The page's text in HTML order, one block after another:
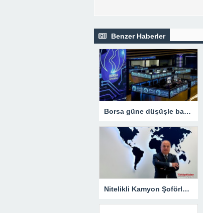
Benzer Haberler
Borsa güne düşüşle başladı; devre kesici uygulandı!
Nitelikli Kamyon Şoförlüğü, Mühendislik Kadar Dünyadan Yoğun Talep Alacak – Ekonomi